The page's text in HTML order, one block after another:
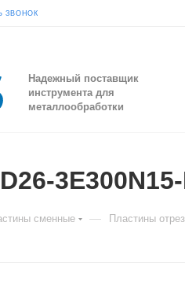
ЗВОНОК
Надежный поставщик
инструмента для
металлообработки
сменные — Пластины